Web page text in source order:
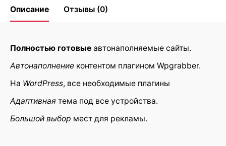
Описание Отзывы (0)
Полностью готовые автонаполняемые сайты.
Автонаполнение контентом плагином Wpgrabber.
На WordPress, все необходимые плагины
Адаптивная тема под все устройства.
Большой выбор мест для рекламы.
Reviews
There are no reviews yet.
Be the first to review “Готовые сайты”
опубликован.
помечены